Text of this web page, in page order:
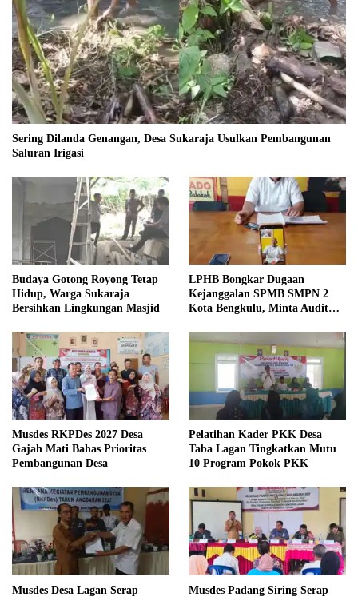
Sering Dilanda Genangan, Desa Sukaraja Usulkan Pembangunan
Saluran Irigasi
Budaya Gotong Royong Tetap
Hidup, Warga Sukaraja
Bersihkan Lingkungan Masjid
LPHB Bongkar Dugaan
Kejanggalan SPMB SMPN 2
Kota Bengkulu, Minta Audit
Musdes RKPDes 2027 Desa
Gajah Mati Bahas Prioritas
Pembangunan Desa
Pelatihan Kader PKK Desa
Taba Lagan Tingkatkan Mutu
10 Program Pokok PKK
Musdes Desa Lagan Serap
Musdes Padang Siring Serap